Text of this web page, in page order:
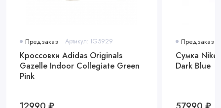
Предзаказ Артикул: IG5929
Кроссовки Adidas Originals
Gazelle Indoor Collegiate Green
Pink
Предзаказ
Сумка Nike
Dark Blue